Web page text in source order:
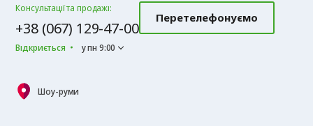
Консультації та продажі:
+38 (067) 129-47-00
Відкриється у пн 9:00
Перетелефонуємо
Шоу-руми